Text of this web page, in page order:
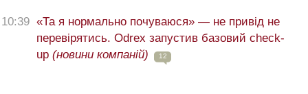
10:39 «Та я нормально почуваюся» — не привід не
перевірятись. Odrex запустив базовий check-
up (новини компаній) 12